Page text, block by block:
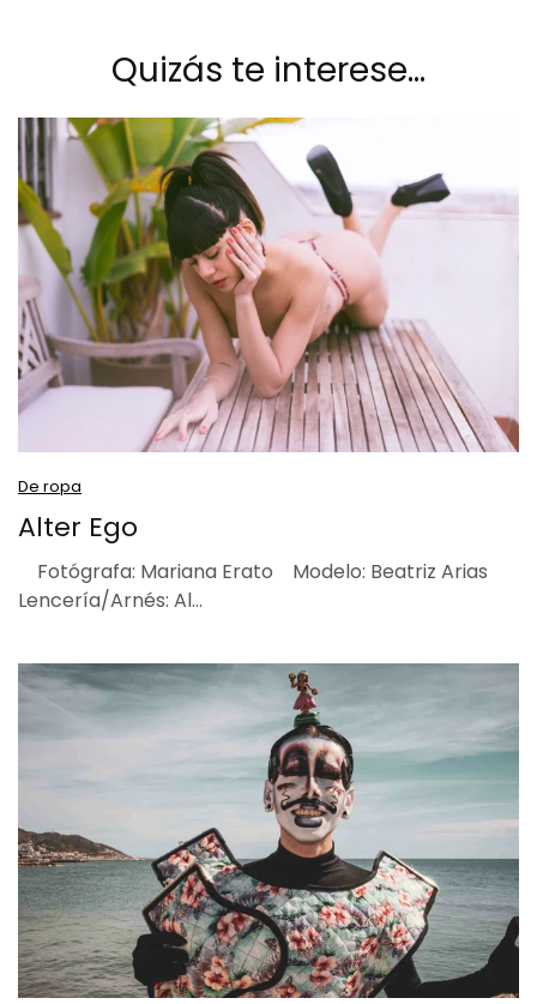
Quizás te interese…
De ropa
Alter Ego
Fotógrafa: Mariana Erato Modelo: Beatriz Arias
Lencería/Arnés: Al…